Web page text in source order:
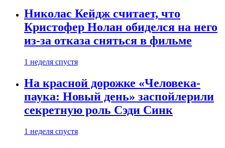
Николас Кейдж считает, что
Кристофер Нолан обиделся на него
из-за отказа сняться в фильме
1 неделя спустя
На красной дорожке «Человека-
паука: Новый день» заспойлерили
секретную роль Сэди Синк
1 неделя спустя